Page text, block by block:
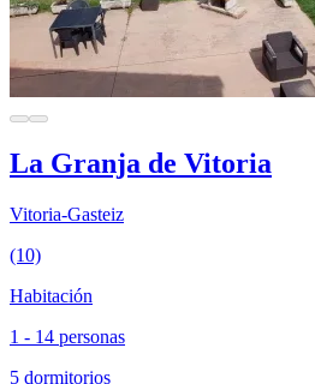
La Granja de Vitoria
Vitoria-Gasteiz
(10)
Habitación
1 - 14 personas
5 dormitorios